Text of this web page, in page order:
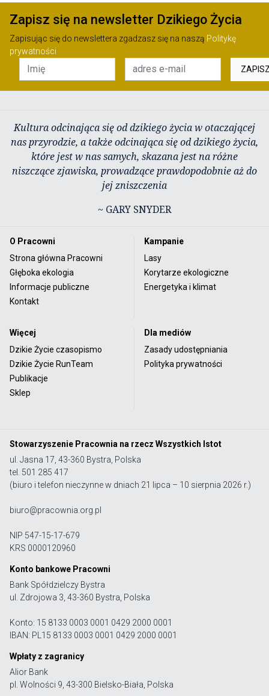
Zapisz się na newsletter Dzikiego Życia
Zapisując się do newslettera zgadzasz się na naszą Politykę
prywatności
Kultura odcinająca się od dzikiego życia w otaczającej
nas przyrodzie, a także odcinająca się od dzikiego życia,
które jest w nas samych, skazana jest na różne
niszczące zjawiska, prowadzące prawdopodobnie aż do
jej zniszczenia
~ GARY SNYDER
O Pracowni
Strona główna Pracowni
Głęboka ekologia
Informacje publiczne
Kontakt
Kampanie
Lasy
Korytarze ekologiczne
Energetyka i klimat
Więcej
Dzikie Życie czasopismo
Dzikie Życie RunTeam
Publikacje
Sklep
Dla mediów
Zasady udostępniania
Polityka prywatności
Stowarzyszenie Pracownia na rzecz Wszystkich Istot
ul. Jasna 17, 43-360 Bystra, Polska
tel. 501 285 417
(biuro i telefon nieczynne w dniach 21 lipca – 10 sierpnia 2026 r.)
biuro@pracownia.org.pl
NIP 547-15-17-679
KRS 0000120960
Konto bankowe Pracowni
Bank Spółdzielczy Bystra
ul. Zdrojowa 3, 43-360 Bystra, Polska
Konto: 15 8133 0003 0001 0429 2000 0001
IBAN: PL15 8133 0003 0001 0429 2000 0001
Wpłaty z zagranicy
Alior Bank
pl. Wolności 9, 43-300 Bielsko-Biała, Polska